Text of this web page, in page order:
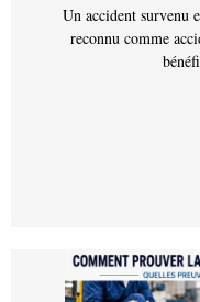
Un accident survenu
reconnu comme